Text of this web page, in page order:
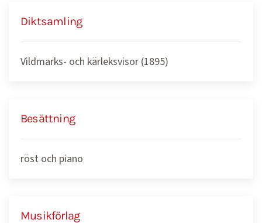
Diktsamling
Vildmarks- och kärleksvisor (1895)
Besättning
röst och piano
Musikförlag